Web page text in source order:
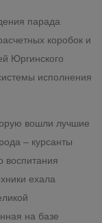
парада
коробок и
Юргинского
исполнения
вошли лучшие
– курсанты
воспитания
ехала
на базе